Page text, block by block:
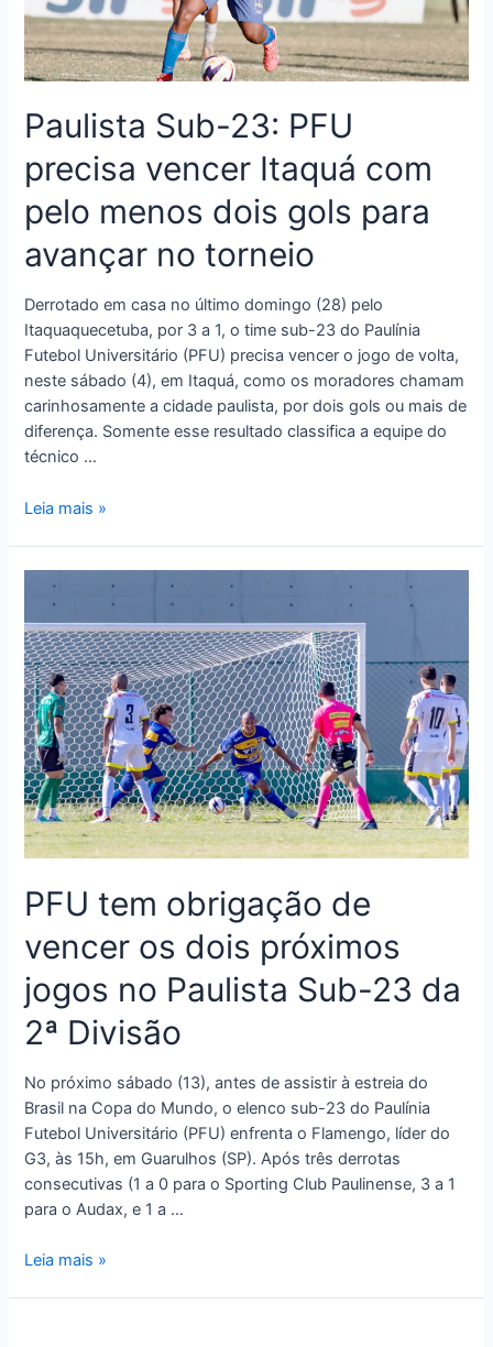
Paulista Sub-23: PFU
precisa vencer Itaquá com
pelo menos dois gols para
avançar no torneio
Derrotado em casa no último domingo (28) pelo
Itaquaquecetuba, por 3 a 1, o time sub-23 do Paulínia
Futebol Universitário (PFU) precisa vencer o jogo de volta,
neste sábado (4), em Itaquá, como os moradores chamam
carinhosamente a cidade paulista, por dois gols ou mais de
diferença. Somente esse resultado classifica a equipe do
técnico …
Leia mais »
PFU tem obrigação de
vencer os dois próximos
jogos no Paulista Sub-23 da
2ª Divisão
No próximo sábado (13), antes de assistir à estreia do
Brasil na Copa do Mundo, o elenco sub-23 do Paulínia
Futebol Universitário (PFU) enfrenta o Flamengo, líder do
G3, às 15h, em Guarulhos (SP). Após três derrotas
consecutivas (1 a 0 para o Sporting Club Paulinense, 3 a 1
para o Audax, e 1 a …
Leia mais »